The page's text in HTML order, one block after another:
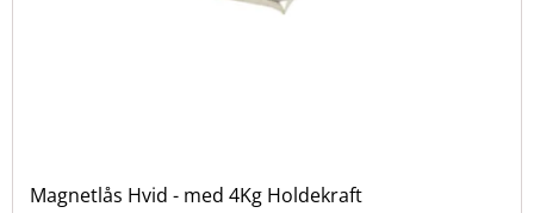
Magnetlås Hvid - med 4Kg Holdekraft